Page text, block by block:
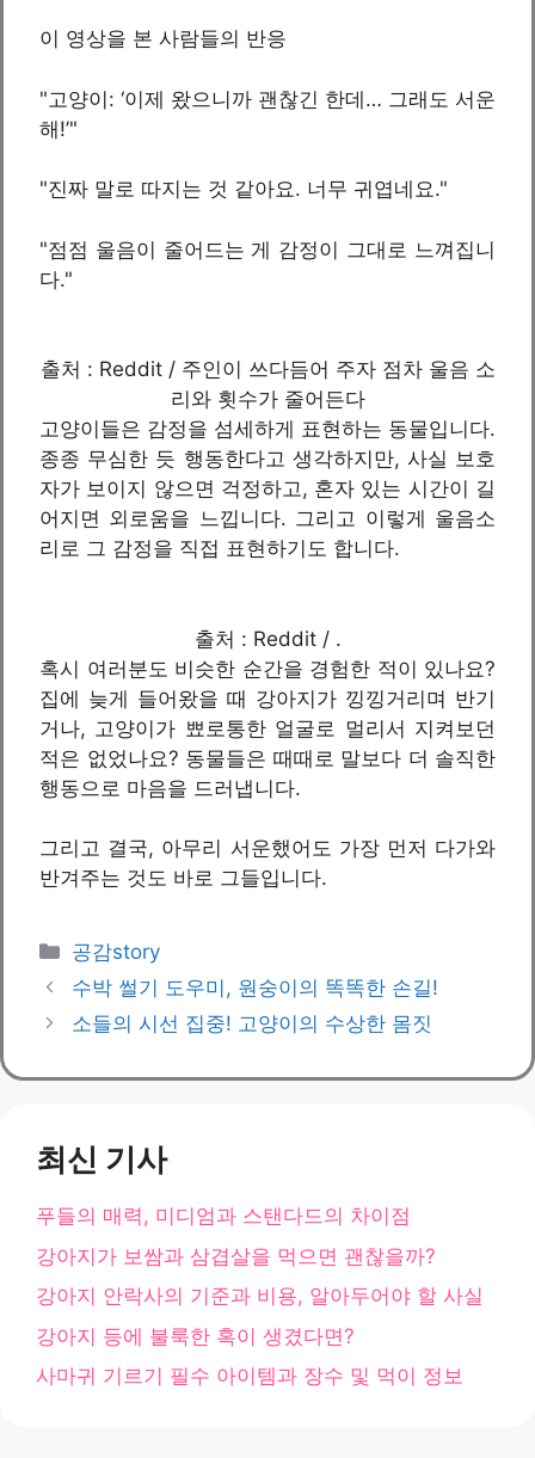
이 영상을 본 사람들의 반응
"고양이: ‘이제 왔으니까 괜찮긴 한데… 그래도 서운
해!’"
"진짜 말로 따지는 것 같아요. 너무 귀엽네요."
"점점 울음이 줄어드는 게 감정이 그대로 느껴집니
다."
출처 : Reddit / 주인이 쓰다듬어 주자 점차 울음 소
리와 횟수가 줄어든다
고양이들은 감정을 섬세하게 표현하는 동물입니다.
종종 무심한 듯 행동한다고 생각하지만, 사실 보호
자가 보이지 않으면 걱정하고, 혼자 있는 시간이 길
어지면 외로움을 느낍니다. 그리고 이렇게 울음소
리로 그 감정을 직접 표현하기도 합니다.
출처 : Reddit / .
혹시 여러분도 비슷한 순간을 경험한 적이 있나요?
집에 늦게 들어왔을 때 강아지가 낑낑거리며 반기
거나, 고양이가 뾰로통한 얼굴로 멀리서 지켜보던
적은 없었나요? 동물들은 때때로 말보다 더 솔직한
행동으로 마음을 드러냅니다.
그리고 결국, 아무리 서운했어도 가장 먼저 다가와
반겨주는 것도 바로 그들입니다.
카
테
리
공감story
수박 썰기 도우미, 원숭이의 똑똑한 손길!
소들의 시선 집중! 고양이의 수상한 몸짓
최신 기사
푸들의 매력, 미디엄과 스탠다드의 차이점
강아지가 보쌈과 삼겹살을 먹으면 괜찮을까?
강아지 안락사의 기준과 비용, 알아두어야 할 사실
강아지 등에 불룩한 혹이 생겼다면?
사마귀 기르기 필수 아이템과 장수 및 먹이 정보